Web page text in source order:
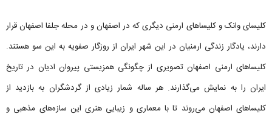
کلیسای وانک و کلیساهای ارمنی دیگری که در اصفهان و در محله جلفا اصفهان قرار
دارند، یادگار زندگی ارمنیان در این شهر ایران از روزگار صفویه به این سو هستند.
کلیساهای ارمنی اصفهان تصویری از چگونگی همزیستی پیروان ادیان در تاریخ
ایران را به نمایش می‌گذارند. هر ساله شمار زیادی از گردشگران به بازدید از
کلیساهای اصفهان می‌روند تا با معماری و زیبایی هنری این سازه‌های مذهبی و